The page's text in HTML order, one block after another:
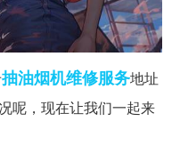
抽油烟机维修服务地址
呢，现在让我们一起来